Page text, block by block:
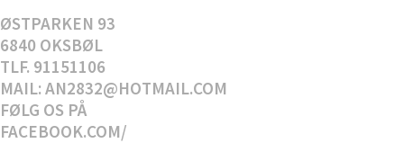
ØSTPARKEN 93
6840 OKSBØL
TLF. 91151106
MAIL: AN2832@HOTMAIL.COM
FØLG OS PÅ
FACEBOOK.COM/